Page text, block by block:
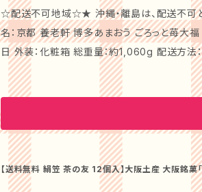
☆配送不可地域☆★ 沖縄・離島は、配送不可となります。 ※ギフトカードは、お付
名：京都 養老軒 博多あまおう ごろっと苺大
日 外装：化粧箱 総重量：約1,060g 配送方法
品説明： 福岡の苺農家さんが愛情たっぷりに
白2種類の苺大福。一口頬張ると、あまおうの
解凍で美味しくお召し上がりいただけます。フルーツ大
心づかい、手土産などにご利用頂いております】 お薦めポイント： 魅力的な見た目と、博多あまお
ューシーな苺をそのまま包み込んだ「ごろっ
絶妙に組み合わさり、一口で広がるフレッシュな苺の風
心づかい、手土産などにご利用頂いております】 商品内容： 「京都 養老軒」の「ごろっと苺大福」は
【送料無料 絹笠 茶の友 12個入】大阪土産 大阪銘
かん 進物 大阪 お土産